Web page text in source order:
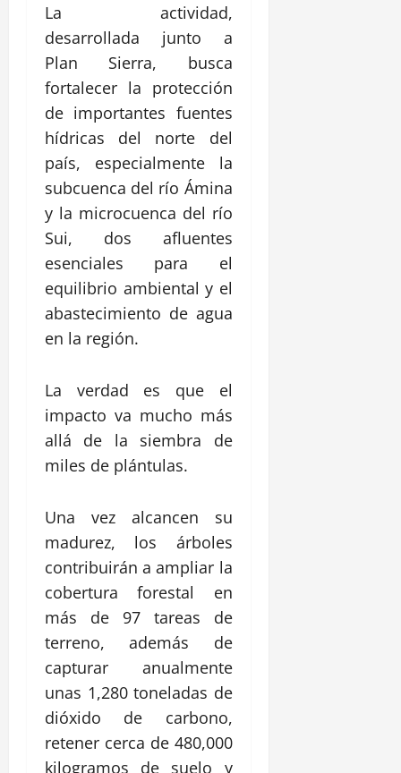
La actividad,
desarrollada junto a
Plan Sierra, busca
fortalecer la protección
de importantes fuentes
hídricas del norte del
país, especialmente la
subcuenca del río Ámina
y la microcuenca del río
Sui, dos afluentes
esenciales para el
equilibrio ambiental y el
abastecimiento de agua
en la región.
La verdad es que el
impacto va mucho más
allá de la siembra de
miles de plántulas.
Una vez alcancen su
madurez, los árboles
contribuirán a ampliar la
cobertura forestal en
más de 97 tareas de
terreno, además de
capturar anualmente
unas 1,280 toneladas de
dióxido de carbono,
retener cerca de 480,000
kilogramos de suelo y